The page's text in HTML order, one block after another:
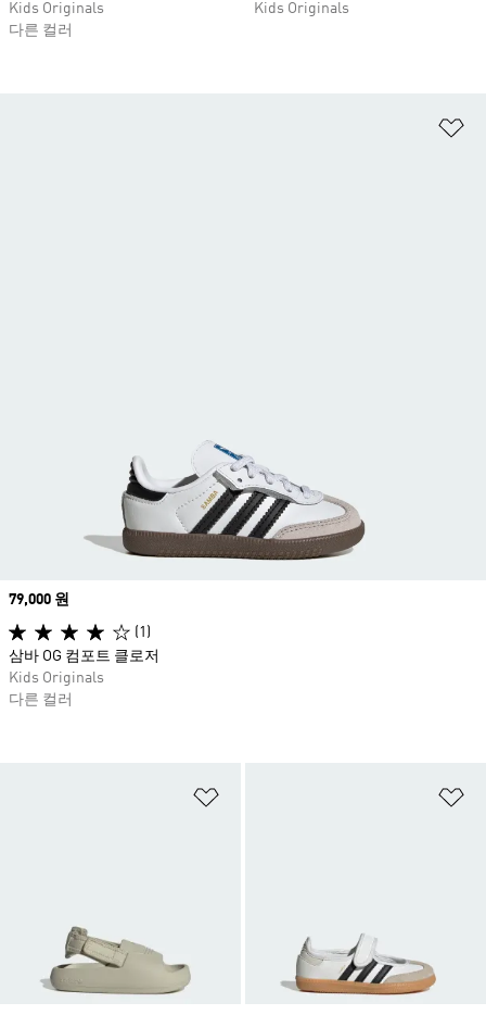
Kids Originals
다른 컬러
Kids Originals
Price
79,000 원
(1)
삼바 OG 컴포트 클로저
Kids Originals
다른 컬러